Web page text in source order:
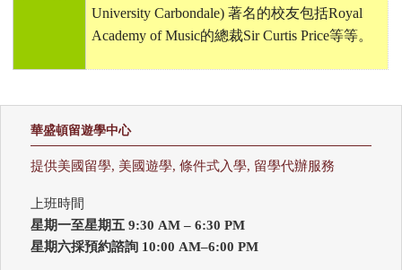
University Carbondale)著名的校友包括Royal
Academy of Music的總裁Sir Curtis Price等等。
華盛頓留遊學中心
提供美國留學, 美國遊學, 條件式入學, 留學代辦服務
上班時間
星期一至星期五 9:30 AM – 6:30 PM
星期六採預約諮詢 10:00 AM–6:00 PM